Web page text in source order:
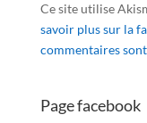
Ce site utilise
savoir plus sur la
commentaires
Page facebook